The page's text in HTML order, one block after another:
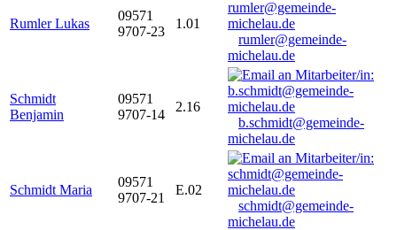
Rumler Lukas
09571
9707-23
1.01
rumler@gemeinde-
michelau.de
Schmidt
Benjamin
09571
9707-14
2.16
b.schmidt@gemeinde-
michelau.de
Schmidt Maria
09571
9707-21
E.02
schmidt@gemeinde-
michelau.de